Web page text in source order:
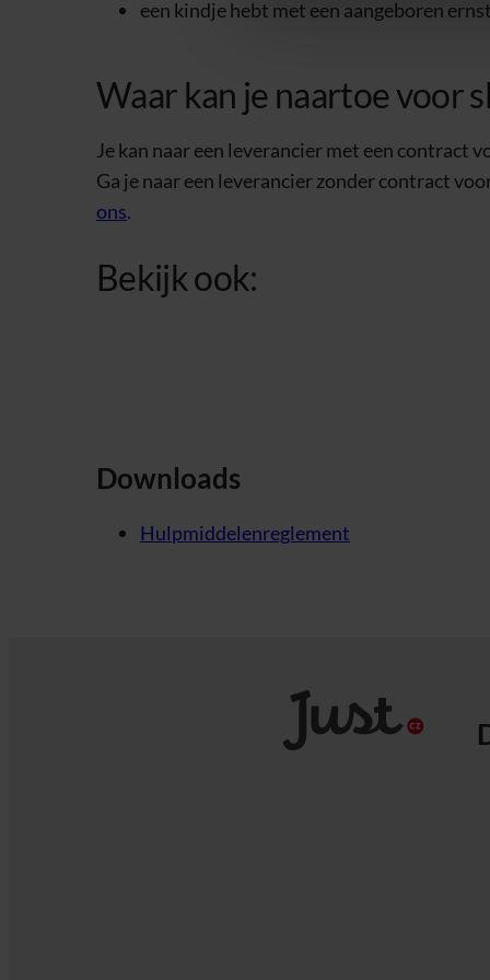
een kindje hebt met een aangeboren
Waar kan je naartoe voor
Je kan naar een leverancier met een contract
Ga je naar een leverancier zonder contract
ons.
Bekijk ook:
Downloads
Hulpmiddelenreglement